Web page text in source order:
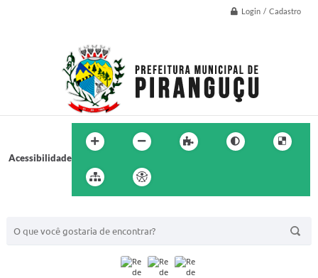
Login / Cadastro
Acessibilidade